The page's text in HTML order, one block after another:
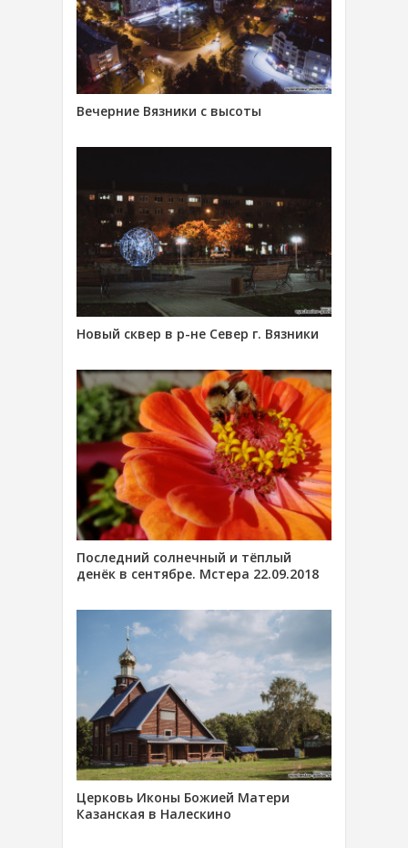
Вечерние Вязники с высоты
Новый сквер в р-не Север г. Вязники
Последний солнечный и тёплый
денёк в сентябре. Мстера 22.09.2018
Церковь Иконы Божией Матери
Казанская в Налескино